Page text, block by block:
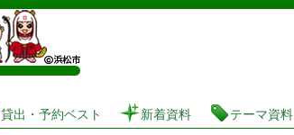
図書館 蔵書検索・予約システム
貸出・予約ベスト 新着資料 テーマ資料